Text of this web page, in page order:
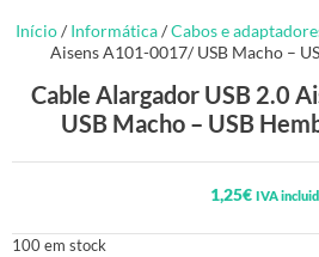
Início/ Informática/Cabos e
Aisens A101-0017/ USB Macho –
Cable Alargador USB 2.0
USB Macho – USB
1,25€ IVA
100 em stock